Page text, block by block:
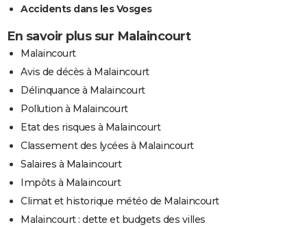
Accidents dans les Vosges
En savoir plus sur Malaincourt
Malaincourt
Avis de décès à Malaincourt
Délinquance à Malaincourt
Pollution à Malaincourt
Etat des risques à Malaincourt
Classement des lycées à Malaincourt
Salaires à Malaincourt
Impôts à Malaincourt
Climat et historique météo de Malaincourt
Malaincourt : dette et budgets des villes